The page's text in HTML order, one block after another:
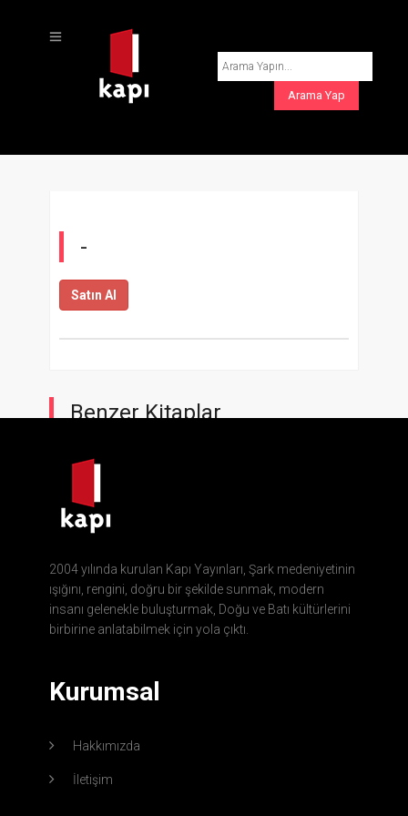
-
Satın Al
Benzer Kitaplar
2004 yılında kurulan Kapı Yayınları, Şark medeniyetinin
ışığını, rengini, doğru bir şekilde sunmak, modern
insanı gelenekle buluşturmak, Doğu ve Batı kültürlerini
birbirine anlatabilmek için yola çıktı.
Kurumsal
Hakkımızda
İletişim